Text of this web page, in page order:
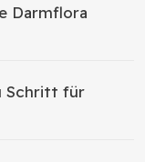
Darmflora
Schritt für